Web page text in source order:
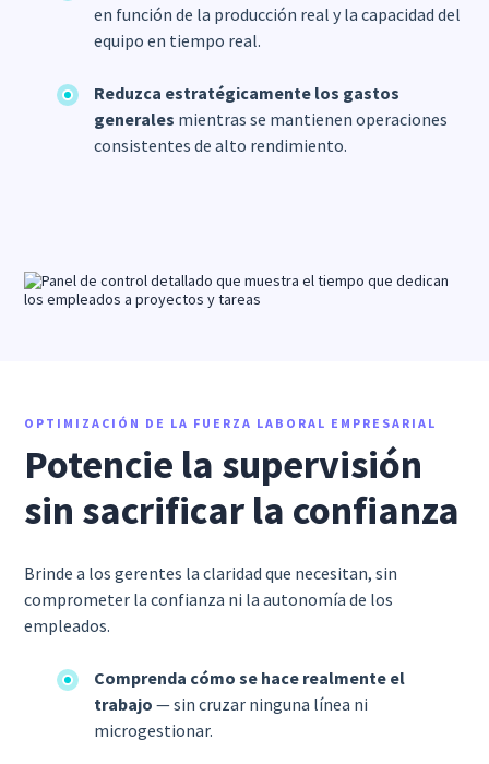
en función de la producción real y la capacidad del
equipo en tiempo real.
Reduzca estratégicamente los gastos
generales mientras se mantienen operaciones
consistentes de alto rendimiento.
OPTIMIZACIÓN DE LA FUERZA LABORAL EMPRESARIAL
Potencie la supervisión
sin sacrificar la confianza
Brinde a los gerentes la claridad que necesitan, sin
comprometer la confianza ni la autonomía de los
empleados.
Comprenda cómo se hace realmente el
trabajo — sin cruzar ninguna línea ni
microgestionar.